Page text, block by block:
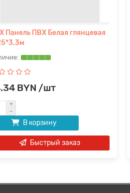
Панель ПВХ Белая глянцевая
BYN /шт
В корзину
Быстрый заказ